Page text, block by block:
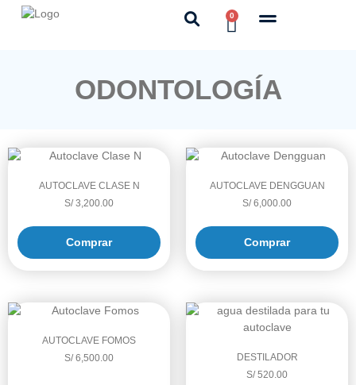
0
ODONTOLOGÍA
AUTOCLAVE CLASE N
S/3,200.00
Comprar
AUTOCLAVE DENGGUAN
S/6,000.00
Comprar
AUTOCLAVE FOMOS
S/6,500.00
DESTILADOR
S/520.00